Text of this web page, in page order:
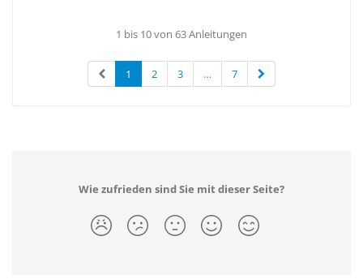
1 bis 10 von 63 Anleitungen
1 2 3 … 7
Wie zufrieden sind Sie mit dieser Seite?